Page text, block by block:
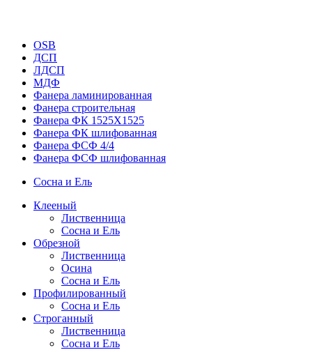
OSB
ДСП
ЛДСП
МДФ
Фанера ламинированная
Фанера строительная
Фанера ФК 1525Х1525
Фанера ФК шлифованная
Фанера ФСФ 4/4
Фанера ФСФ шлифованная
Сосна и Ель
Клееный
Лиственница
Сосна и Ель
Обрезной
Лиственница
Осина
Сосна и Ель
Профилированный
Сосна и Ель
Строганный
Лиственница
Сосна и Ель